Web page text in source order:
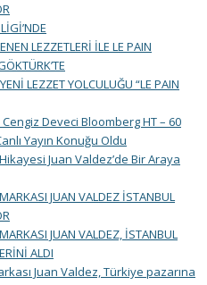
LEZZETLERİ İLE LE PAIN
LEZZET YOLCULUĞU “LE PAIN
Deveci Bloomberg HT – 60
Yayın Konuğu Oldu
Juan Valdez’de Bir Araya
JUAN VALDEZ İSTANBUL
JUAN VALDEZ, İSTANBUL
ALDI
Juan Valdez, Türkiye pazarına